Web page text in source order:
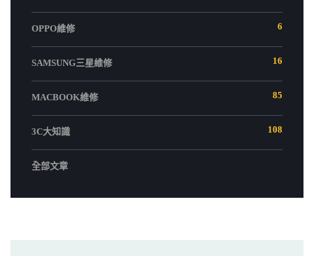
OPPO維修 6
SAMSUNG三星維修 16
MACBOOK維修 85
3C大知識 108
全部文章